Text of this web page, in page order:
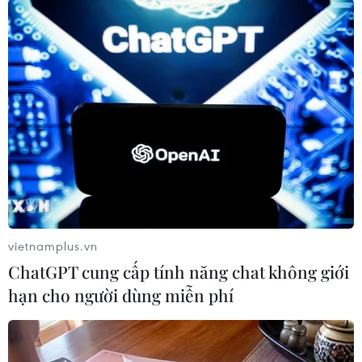
phát triển (G7) trong năm 2016 (1,8%), kinh tế
Anh đã ghi nhận sự chững lại trong những
tháng đầu năm nay do sự mất giá của đồng
Bảng sau khi Anh tiến hành cuộc trưng cầu ý
dân quyết định vận mệnh của đất nước một
năm trước đó, đẩy mức lạm phát lên cao, ảnh
hưởng chi tiêu của người tiêu dùng./.
(TTXVN/Vietnam+)
vietnamplus.vn
ChatGPT cung cấp tính năng chat không giới
hạn cho người dùng miễn phí